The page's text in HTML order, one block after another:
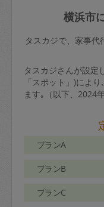
横浜市
タスカジで、家事代
タスカジさんが設定
「スポット」)によ
ます｡（以下、2024
プランA
プランB
プランC